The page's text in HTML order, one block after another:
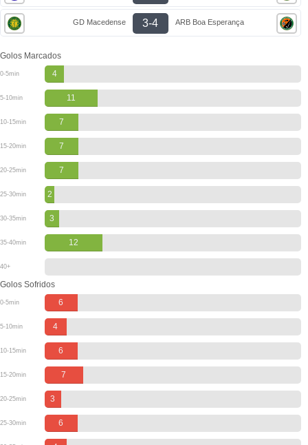
GD Macedense 3-4 ARB Boa Esperança
Golos Marcados
0-5min 4
5-10min 11
10-15min 7
15-20min 7
20-25min 7
25-30min 2
30-35min 3
35-40min 12
40+
Golos Sofridos
0-5min 6
5-10min 4
10-15min 6
15-20min 7
20-25min 3
25-30min 6